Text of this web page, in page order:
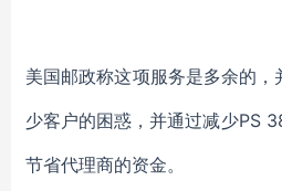
美国邮政称这项服务是多余的
少客户的困惑，并通过减少PS
节省代理商的资金。